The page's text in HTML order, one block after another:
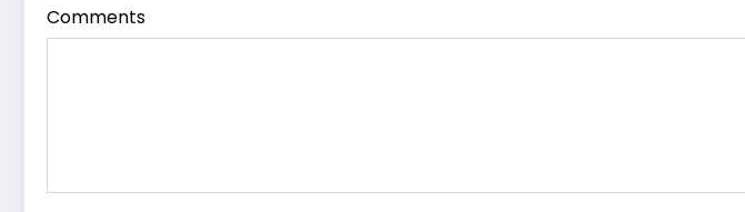
Comments